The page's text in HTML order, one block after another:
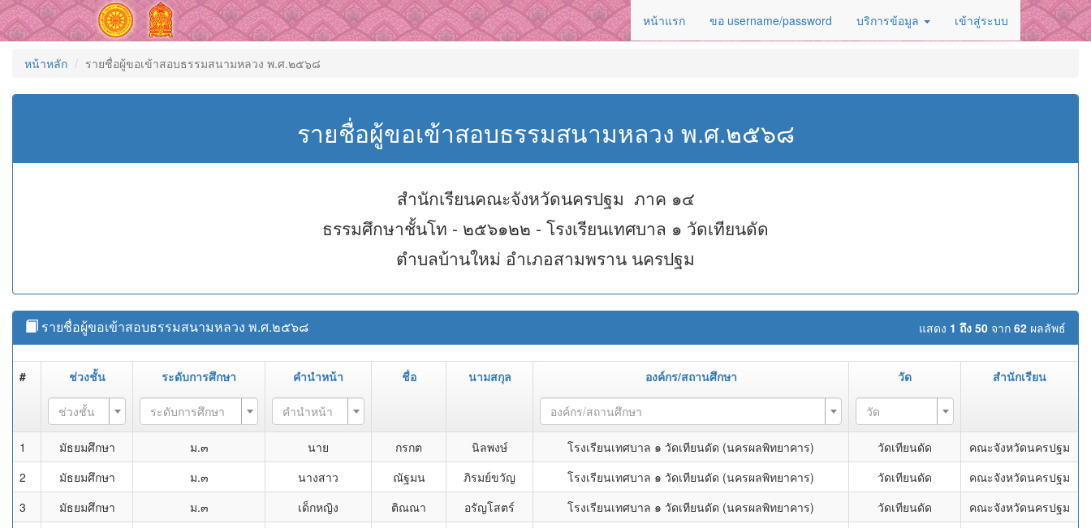
หน้าแรก ขอ username/password บริการข้อมูล เข้าสู่ระบบ
หน้าหลัก รายชื่อผู้ขอเข้าสอบธรรมสนามหลวง พ.ศ.๒๕๖๘
รายชื่อผู้ขอเข้าสอบธรรมสนามหลวง พ.ศ.๒๕๖๘
สำนักเรียนคณะจังหวัดนครปฐม ภาค ๑๔
ธรรมศึกษาชั้นโท - ๒๕๖๑๒๒ - โรงเรียนเทศบาล ๑ วัดเทียนดัด
ตำบลบ้านใหม่ อำเภอสามพราน นครปฐม
แสดง 1 ถึง 50 จาก 62 ผลลัพธ์
รายชื่อผู้ขอเข้าสอบธรรมสนามหลวง พ.ศ.๒๕๖๘
# ช่วงชั้น ระดับการศึกษา คำนำหน้า ชื่อ นามสกุล องค์กร/สถานศึกษา วัด สำนักเรียน
ช่วงชั้น ระดับการศึกษา คำนำหน้า องค์กร/สถานศึกษา วัด
1 มัธยมศึกษา ม.๓ นาย กรกต นิลพงษ์ โรงเรียนเทศบาล ๑ วัดเทียนดัด (นครผลพิทยาคาร) วัดเทียนดัด
คณะจังหวัดนครปฐม
2
มัธยมศึกษา ม.๓ นางสาว ณัฐมน ภิรมย์ขวัญ โรงเรียนเทศบาล ๑ วัดเทียนดัด (นครผลพิทยาคาร) วัดเทียนดัด
คณะจังหวัดนครปฐม
3
มัธยมศึกษา ม.๓ เด็กหญิง ติณณา อรัญโสตร์ โรงเรียนเทศบาล ๑ วัดเทียนดัด (นครผลพิทยาคาร) วัดเทียนดัด
คณะจังหวัดนครปฐม